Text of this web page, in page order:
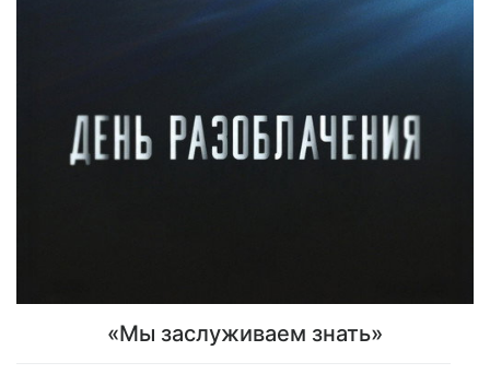
«Мы заслуживаем знать»